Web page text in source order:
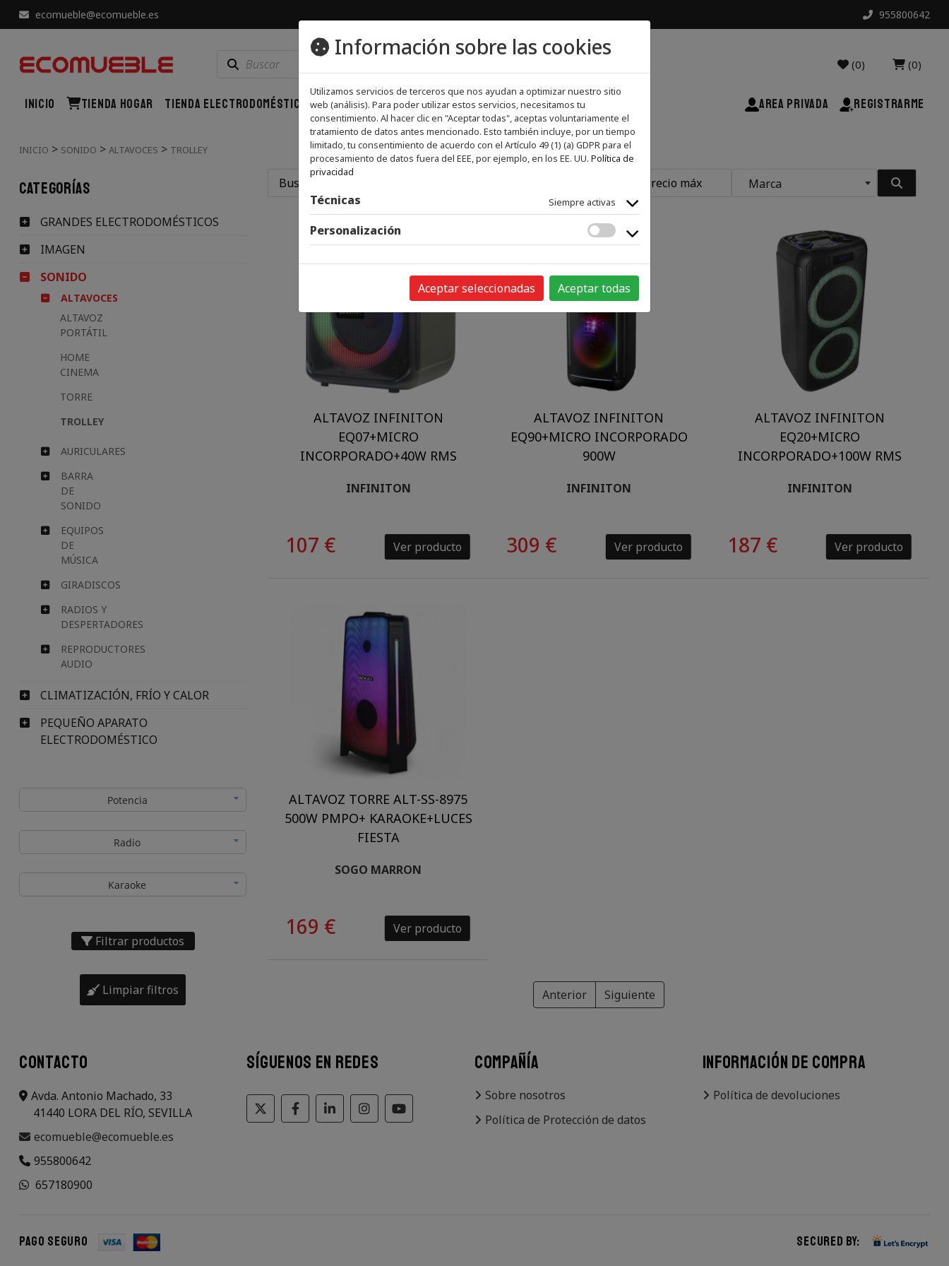
ecomueble@ecomueble.es 955800642
(0) (0)
INICIO TIENDA HOGAR TIENDA ELECTRODOMÉSTICOS EMPRESA CONTACTO AREA PRIVADA REGISTRARME
INICIO > SONIDO > ALTAVOCES > TROLLEY
Categorías
GRANDES ELECTRODOMÉSTICOS
IMAGEN
SONIDO
ALTAVOCES
ALTAVOZ
PORTÁTIL
HOME
CINEMA
TORRE
TROLLEY
AURICULARES
BARRA
DE
SONIDO
EQUIPOS
DE
MÚSICA
GIRADISCOS
RADIOS Y
DESPERTADORES
REPRODUCTORES
AUDIO
CLIMATIZACIÓN, FRÍO Y CALOR
PEQUEÑO APARATO
ELECTRODOMÉSTICO
Potencia
Radio
Karaoke
Filtrar productos
Limpiar filtros
Marca
ALTAVOZ INFINITON
EQ07+MICRO
INCORPORADO+40W RMS
INFINITON
107 € Ver producto
ALTAVOZ INFINITON
EQ90+MICRO INCORPORADO
900W
INFINITON
309 € Ver producto
ALTAVOZ INFINITON
EQ20+MICRO
INCORPORADO+100W RMS
INFINITON
187 € Ver producto
ALTAVOZ TORRE ALT-SS-8975
500W PMPO+ KARAOKE+LUCES
FIESTA
SOGO MARRON
169 € Ver producto
Anterior Siguiente
CONTACTO
Avda. Antonio Machado, 33
41440 LORA DEL RÍO, SEVILLA
ecomueble@ecomueble.es
955800642
657180900
SÍGUENOS EN REDES COMPAÑÍA
Sobre nosotros
Política de Protección de datos
INFORMACIÓN DE COMPRA
Política de devoluciones
Pago seguro Secured by:
Información sobre las cookies
Utilizamos servicios de terceros que nos ayudan a optimizar nuestro sitio
web (análisis). Para poder utilizar estos servicios, necesitamos tu
consentimiento. Al hacer clic en "Aceptar todas", aceptas voluntariamente el
tratamiento de datos antes mencionado. Esto también incluye, por un tiempo
limitado, tu consentimiento de acuerdo con el Artículo 49 (1) (a) GDPR para el
procesamiento de datos fuera del EEE, por ejemplo, en los EE. UU. Política de
privacidad
Técnicas Siempre activas
Personalización
Aceptar seleccionadas Aceptar todas